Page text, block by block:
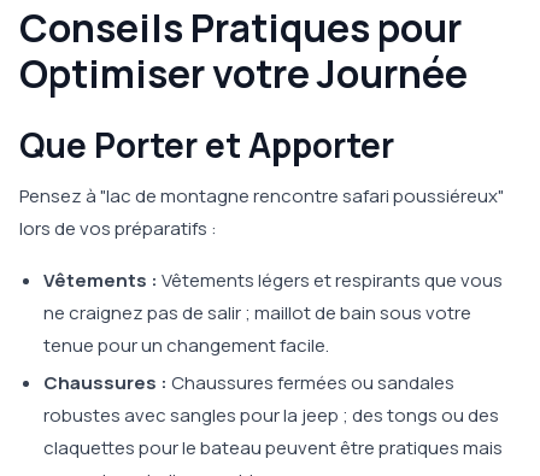
Conseils Pratiques pour
Optimiser votre Journée
Que Porter et Apporter
Pensez à "lac de montagne rencontre safari poussiéreux"
lors de vos préparatifs :
Vêtements : Vêtements légers et respirants que vous
ne craignez pas de salir ; maillot de bain sous votre
tenue pour un changement facile.
Chaussures : Chaussures fermées ou sandales
robustes avec sangles pour la jeep ; des tongs ou des
claquettes pour le bateau peuvent être pratiques mais